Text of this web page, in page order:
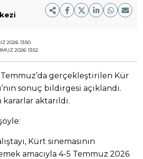
2026 13:50
2026 13:52
Temmuz’da gerçekleştirilen Kür
sonuç bildirgesi açıklandı.
aktarıldı.
Kürt sinemasının
amacıyla 4-5 Temmuz 2026